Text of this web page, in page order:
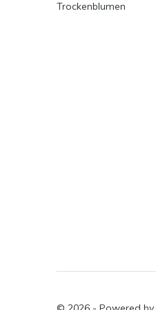
Trockenblumen